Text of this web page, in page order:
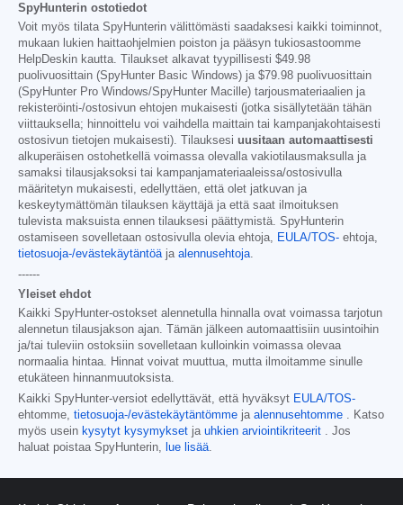
SpyHunterin ostotiedot
Voit myös tilata SpyHunterin välittömästi saadaksesi kaikki toiminnot,
mukaan lukien haittaohjelmien poiston ja pääsyn tukiosastoomme
HelpDeskin kautta. Tilaukset alkavat tyypillisesti $49.98
puolivuosittain (SpyHunter Basic Windows) ja $79.98 puolivuosittain
(SpyHunter Pro Windows/SpyHunter Macille) tarjousmateriaalien ja
rekisteröinti-/ostosivun ehtojen mukaisesti (jotka sisällytetään tähän
viittauksella; hinnoittelu voi vaihdella maittain tai kampanjakohtaisesti
ostosivun tietojen mukaisesti). Tilauksesi uusitaan automaattisesti
alkuperäisen ostohetkellä voimassa olevalla vakiotilausmaksulla ja
samaksi tilausjaksoksi tai kampanjamateriaaleissa/ostosivulla
määritetyn mukaisesti, edellyttäen, että olet jatkuvan ja
keskeytymättömän tilauksen käyttäjä ja että saat ilmoituksen
tulevista maksuista ennen tilauksesi päättymistä. SpyHunterin
ostamiseen sovelletaan ostosivulla olevia ehtoja, EULA/TOS- ehtoja,
tietosuoja-/evästekäytäntöäja alennusehtoja.
------
Yleiset ehdot
Kaikki SpyHunter-ostokset alennetulla hinnalla ovat voimassa tarjotun
alennetun tilausjakson ajan. Tämän jälkeen automaattisiin uusintoihin
ja/tai tuleviin ostoksiin sovelletaan kulloinkin voimassa olevaa
normaalia hintaa. Hinnat voivat muuttua, mutta ilmoitamme sinulle
etukäteen hinnanmuutoksista.
Kaikki SpyHunter-versiot edellyttävät, että hyväksyt EULA/TOS-
ehtomme, tietosuoja-/evästekäytäntömme ja alennusehtomme . Katso
myös usein kysytyt kysymykset ja uhkien arviointikriteerit . Jos
haluat poistaa SpyHunterin, lue lisää.